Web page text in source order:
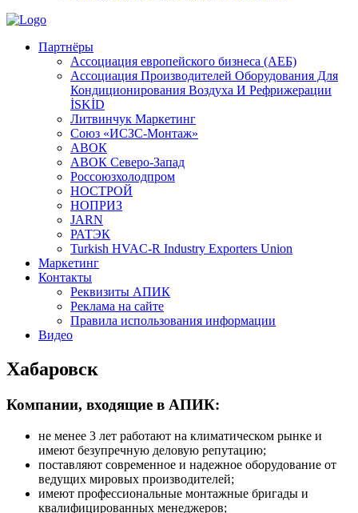
Партнёры
Ассоциация европейского бизнеса (АЕБ)
Aссоциация Производителей Оборудования Для
Кондиционирования Воздуха И Рефрижерации
İSKİD
Литвинчук Маркетинг
Союз «ИСЗС-Монтаж»
АВОК
АВОК Северо-Запад
Россоюзхолодпром
НОСТРОЙ
НОПРИЗ
JARN
РАТЭК
Turkish HVAC-R Industry Exporters Union
Маркетинг
Контакты
Реквизиты АПИК
Реклама на сайте
Правила использования информации
Видео
Хабаровск
Компании, входящие в АПИК:
не менее 3 лет работают на климатическом рынке и
имеют безупречную деловую репутацию;
поставляют современное и надежное оборудование от
ведущих мировых производителей;
имеют профессиональные монтажные бригады и
квалифицированных менеджеров;